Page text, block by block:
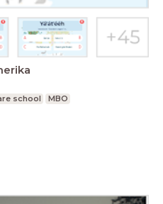
school
MBO